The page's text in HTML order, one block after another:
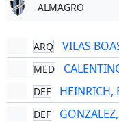
ALMAGRO
ARQ VILAS
MED
DEF
DEF